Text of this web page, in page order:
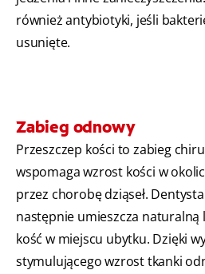
również antybiotyki, jeśli
usunięte.
Zabieg odnowy
Przeszczep kości to zabieg
wspomaga wzrost kości w
przez chorobę dziąseł.
następnie umieszcza naturalną
kość w miejscu ubytku. Dzięki
stymulującego wzrost tkanki